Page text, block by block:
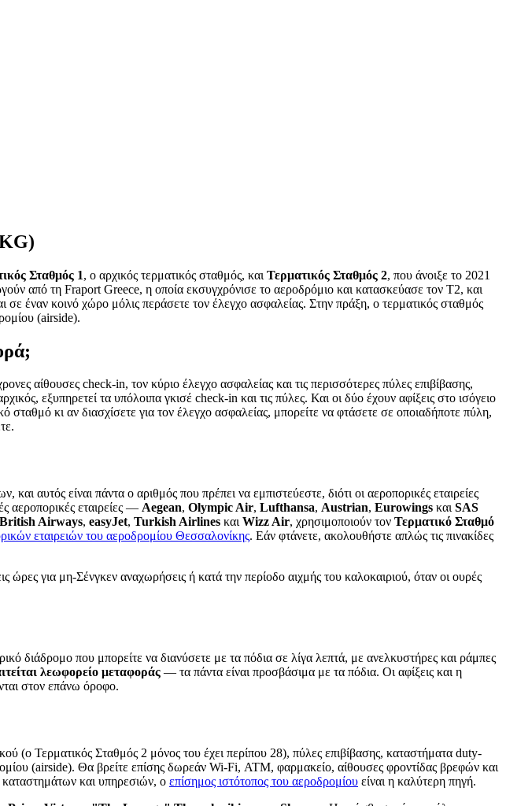
Σταθμός 1, ο αρχικός τερματικός σταθμός, και Τερματικός Σταθμός 2, που άνοιξε το 2021
από τη Fraport Greece, η οποία εκσυγχρόνισε το αεροδρόμιο και κατασκεύασε τον T2, και
έναν κοινό χώρο μόλις περάσετε τον έλεγχο ασφαλείας. Στην πράξη, ο τερματικός σταθμός
(airside).
αίθουσες check-in, τον κύριο έλεγχο ασφαλείας και τις περισσότερες πύλες επιβίβασης,
εξυπηρετεί τα υπόλοιπα γκισέ check-in και τις πύλες. Και οι δύο έχουν αφίξεις στο ισόγειο
κι αν διασχίσετε για τον έλεγχο ασφαλείας, μπορείτε να φτάσετε σε οποιαδήποτε πύλη,
αυτός είναι πάντα ο αριθμός που πρέπει να εμπιστεύεστε, διότι οι αεροπορικές εταιρείες
αεροπορικές εταιρείες — Aegean, Olympic Air, Lufthansa, Austrian, Eurowings και SAS
British Airways, easyJet, Turkish Airlines και Wizz Air, χρησιμοποιούν τον Τερματικό Σταθμό
εταιρειών του αεροδρομίου Θεσσαλονίκης. Εάν φτάνετε, ακολουθήστε απλώς τις πινακίδες
για μη-Σένγκεν αναχωρήσεις ή κατά την περίοδο αιχμής του καλοκαιριού, όταν οι ουρές
διάδρομο που μπορείτε να διανύσετε με τα πόδια σε λίγα λεπτά, με ανελκυστήρες και ράμπες
λεωφορείο μεταφοράς — τα πάντα είναι προσβάσιμα με τα πόδια. Οι αφίξεις και η
στον επάνω όροφο.
(ο Τερματικός Σταθμός 2 μόνος του έχει περίπου 28), πύλες επιβίβασης, καταστήματα duty-
(airside). Θα βρείτε επίσης δωρεάν Wi-Fi, ΑΤΜ, φαρμακείο, αίθουσες φροντίδας βρεφών και
καταστημάτων και υπηρεσιών, ο επίσημος ιστότοπος του αεροδρομίου είναι η καλύτερη πηγή.